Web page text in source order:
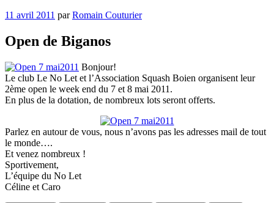
Publié
11 avril 2011 parRomain Couturier
Open de Biganos
Bonjour!
Le club Le No Let et l’Association Squash Boien organisent leur
2ème open le week end du 7 et 8 mai 2011.
En plus de la dotation, de nombreux lots seront offerts.
Parlez en autour de vous, nous n’avons pas les adresses mail de tout
le monde….
Et venez nombreux !
Sportivement,
L’équipe du No Let
Céline et Caro